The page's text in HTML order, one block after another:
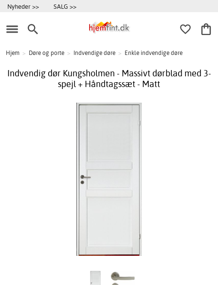
Nyheder >> SALG >>
Hjem > Døre og porte > Indvendige døre > Enkle indvendige døre
Indvendig dør Kungsholmen - Massivt dørblad med 3-
spejl + Håndtagssæt - Matt